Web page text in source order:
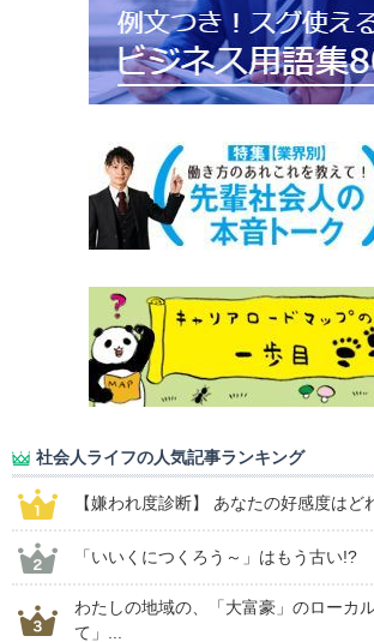
社会人ライフの人気記事ランキング
【嫌われ度診断】 あなたの好感度はど
「いいくにつくろう～」はもう古い
わたしの地域の、「大富豪」のローカ
て」...